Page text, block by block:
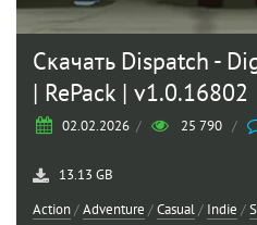
Скачать Dispatch -
| RePack | v1.0.16802
02.02.2026 / 25 790 /
13.13 GB
Action/Adventure /Casual/ Indie /